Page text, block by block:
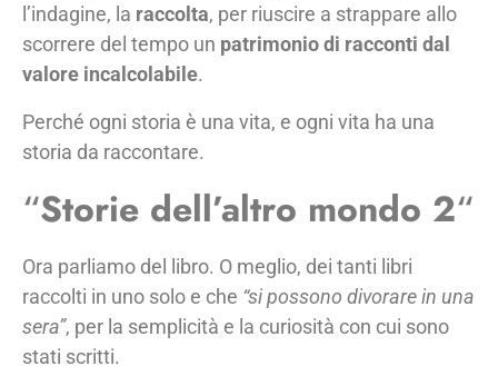
l’indagine, la raccolta, per riuscire a strappare allo
scorrere del tempo un patrimonio di racconti dal
valore incalcolabile.
Perché ogni storia è una vita, e ogni vita ha una
storia da raccontare.
“Storie dell’altro mondo 2“
Ora parliamo del libro. O meglio, dei tanti libri
raccolti in uno solo e che “si possono divorare in una
sera”, per la semplicità e la curiosità con cui sono
stati scritti.